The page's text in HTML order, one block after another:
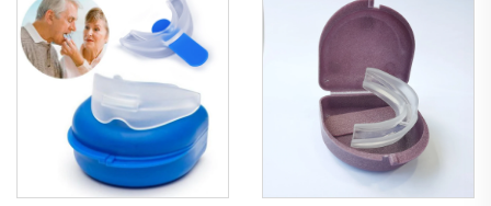
для сна,
ортодонтическая
капа, средства
личной гигиены,
помощь при сне и
храпе
помощи во сне,
улучшает качество
сна, силиконовая и
EVA-капа от храпа